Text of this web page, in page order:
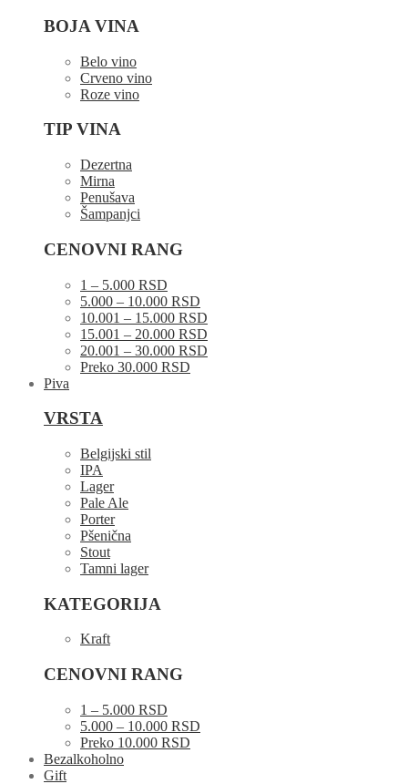
BOJA VINA
Belo vino
Crveno vino
Roze vino
TIP VINA
Dezertna
Mirna
Penušava
Šampanjci
CENOVNI RANG
1 – 5.000 RSD
5.000 – 10.000 RSD
10.001 – 15.000 RSD
15.001 – 20.000 RSD
20.001 – 30.000 RSD
Preko 30.000 RSD
Piva
VRSTA
Belgijski stil
IPA
Lager
Pale Ale
Porter
Pšenična
Stout
Tamni lager
KATEGORIJA
Kraft
CENOVNI RANG
1 – 5.000 RSD
5.000 – 10.000 RSD
Preko 10.000 RSD
Bezalkoholno
Gift